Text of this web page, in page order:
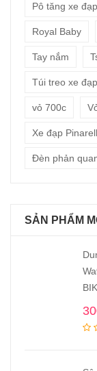
Pô tăng xe đạp
Royal Baby
Tay nắm
Túi treo xe
vỏ 700c
Xe đạp
Đèn phản
SẢN PHẨM